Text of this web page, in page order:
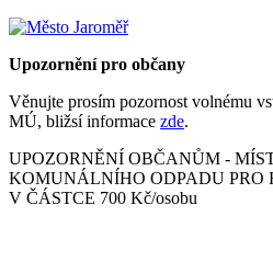
Upozornění pro občany
Věnujte prosím pozornost volnému
MÚ, bližsí informace zde.
UPOZORNĚNÍ OBČANŮM -
KOMUNÁLNÍHO ODPADU PRO
V ČÁSTCE 700 Kč/osobu